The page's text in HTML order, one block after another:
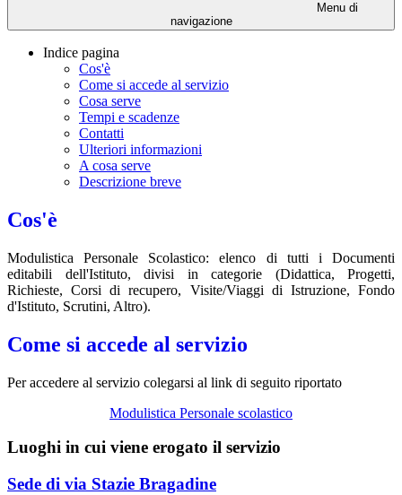
Menu di
navigazione
Indice pagina
Cos'è
Come si accede al servizio
Cosa serve
Tempi e scadenze
Contatti
Ulteriori informazioni
A cosa serve
Descrizione breve
Cos'è
Modulistica Personale Scolastico: elenco di tutti i Documenti
editabili dell'Istituto, divisi in categorie (Didattica, Progetti,
Richieste, Corsi di recupero, Visite/Viaggi di Istruzione, Fondo
d'Istituto, Scrutini, Altro).
Come si accede al servizio
Per accedere al servizio colegarsi al link di seguito riportato
Modulistica Personale scolastico
Luoghi in cui viene erogato il servizio
Sede di via Stazie Bragadine